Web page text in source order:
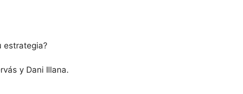
estrategia?
y Dani Illana.